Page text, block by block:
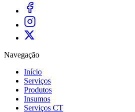
Navegação
Início
Serviços
Produtos
Insumos
Serviços CT